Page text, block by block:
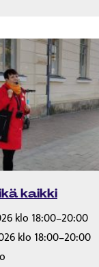
kaikki
klo 18:00–20:00
klo 18:00–20:00